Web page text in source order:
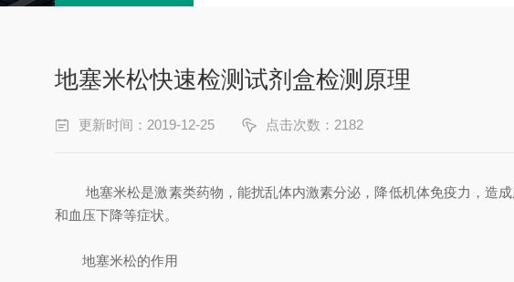
地塞米松快速检测试剂盒检测原理
更新时间：2019-12-25 点击次数：2182
地塞米松是激素类药物，能扰乱体内激素分泌，降低机体免疫力，造成
和血压下降等症状。
地塞米松的作用